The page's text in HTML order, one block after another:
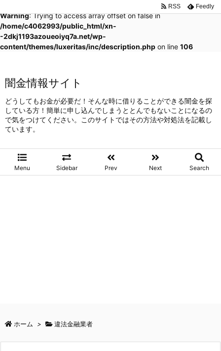
Warning: Trying to access array offset on false in
/home/c4062993/public_html/xn-
-2dkj1193azoueoiyq7a.net/wp-
content/themes/luxeritas/inc/description.php on line 106
闇金情報サイト
どうしてもお金が必要だ！そんな時に借りることができる闇金を探
している方！簡単に申し込んでしまうととんでもないことになるの
で気をつけてください。このサイトではその方法や対処法を記載し
ています。
Menu Sidebar Prev Next Search
RSS Feedly
ホーム > 違法金融業者